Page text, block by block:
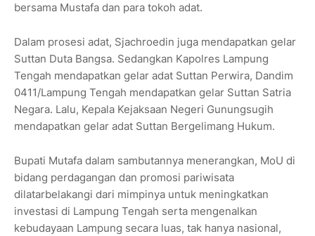
bersama Mustafa dan para tokoh adat.
Dalam prosesi adat, Sjachroedin juga mendapatkan gelar
Suttan Duta Bangsa. Sedangkan Kapolres Lampung
Tengah mendapatkan gelar adat Suttan Perwira, Dandim
0411/Lampung Tengah mendapatkan gelar Suttan Satria
Negara. Lalu, Kepala Kejaksaan Negeri Gunungsugih
mendapatkan gelar adat Suttan Bergelimang Hukum.
Bupati Mutafa dalam sambutannya menerangkan, MoU di
bidang perdagangan dan promosi pariwisata
dilatarbelakangi dari mimpinya untuk meningkatkan
investasi di Lampung Tengah serta mengenalkan
kebudayaan Lampung secara luas, tak hanya nasional,